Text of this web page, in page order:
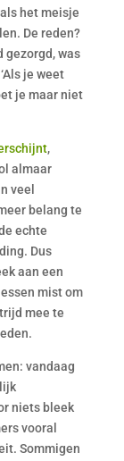
het meisje
De reden?
gezorgd, was
je weet
je maar niet
,
almaar
veel
belang te
echte
Dus
aan een
mist om
mee te
vandaag
niets bleek
vooral
Sommigen